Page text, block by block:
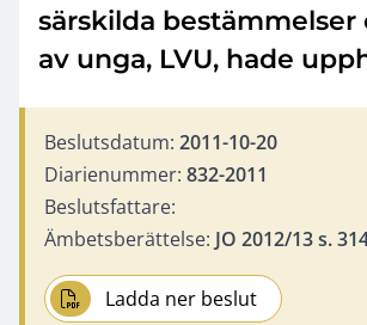
särskilda bestämmelser
av unga, LVU, hade
Beslutsdatum: 2011-10-20
Diarienummer: 832-2011
Beslutsfattare:
Ämbetsberättelse: JO 2012/13 s.
Ladda ner beslut